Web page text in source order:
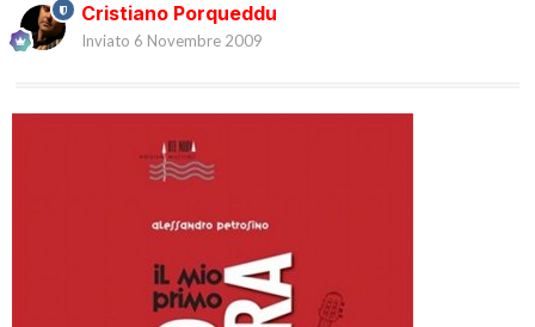
Cristiano Porqueddu
Inviato 6 Novembre 2009